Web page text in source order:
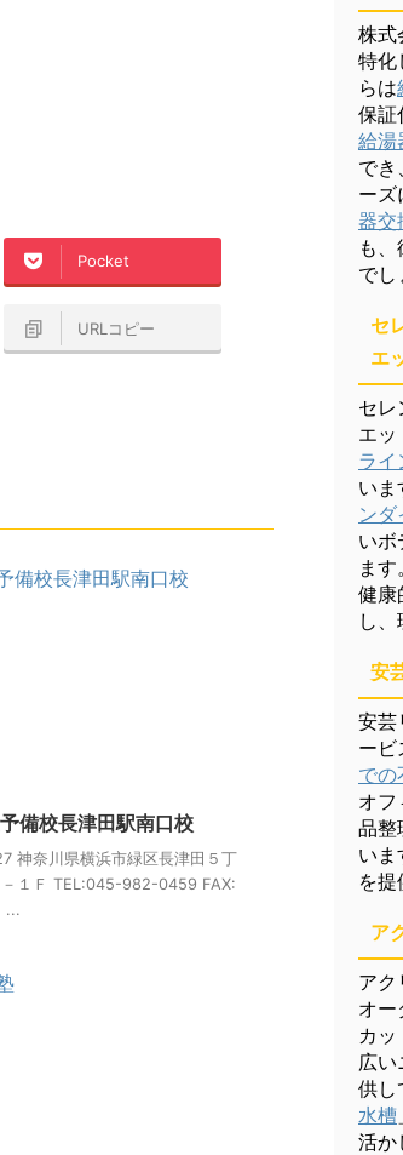
Pocket
URLコピー
備校長津田駅南口校
神奈川県横浜市緑区長津田５丁
－１Ｆ TEL:045-982-0459 FAX:
...
株式
特化
らは
保証
給湯
でき
ーズ
器交
も
でし
セ
エ
セレ
エッ
ライ
いま
ン
いボ
ます。
健康
し
安
安芸
ービ
での
オフ
品整
いま
を提
ア
アク
オー
カ
広い
供し
水槽
活か